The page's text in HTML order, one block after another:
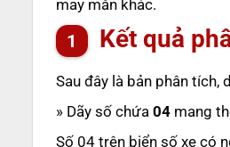
may mắn khác.
Kết quả
Sau đây là bản phân tích,
» Dãy số chứa 04mang
Số 04 trên biển số xe có